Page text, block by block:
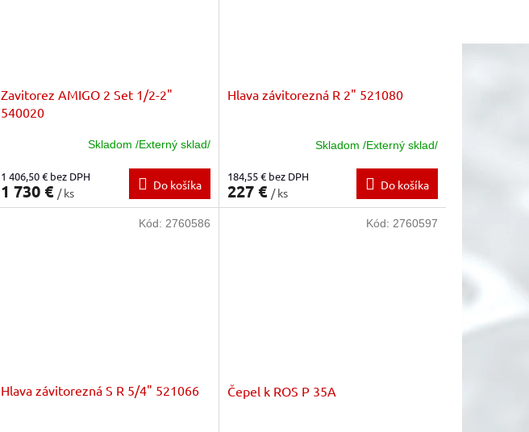
Zavitorez AMIGO 2 Set 1/2-2"
540020
Skladom /Externý sklad/
1 406,50 € bez DPH
1 730 € / ks
Do košíka
Hlava závitorezná R 2" 521080
Skladom /Externý sklad/
184,55 € bez DPH
227 € / ks
Do košíka
Hlava závitorezná S R 5/4" 521066
Kód: 2760586
Čepel k ROS P 35A
Kód: 2760597